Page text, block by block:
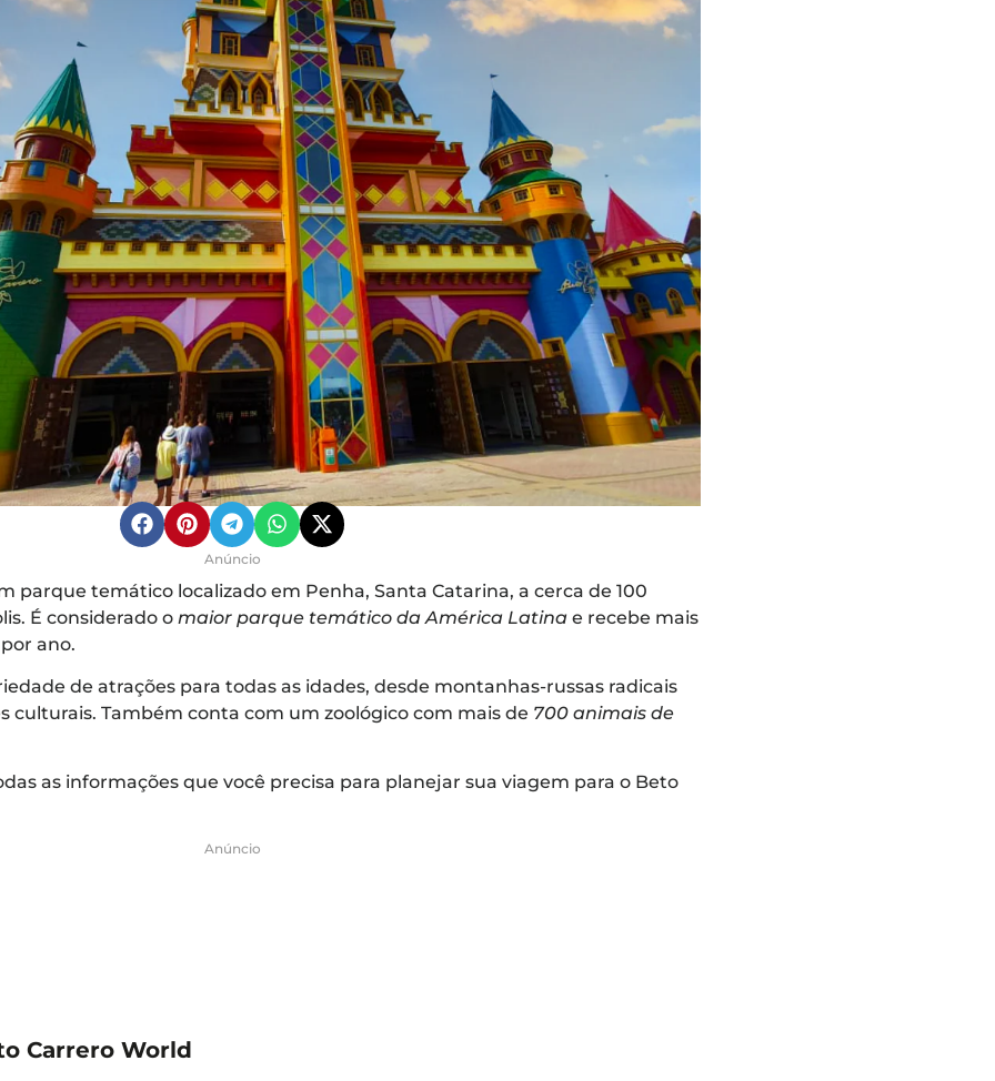
Anúncio
parque temático localizado em Penha, Santa Catarina, a cerca de 100
É considerado o maior parque temático da América Latinae recebe mais
ano.
de atrações para todas as idades, desde montanhas-russas radicais
culturais. Também conta com um zoológico com mais de 700 animais de
as informações que você precisa para planejar sua viagem para o Beto
Anúncio
Carrero World